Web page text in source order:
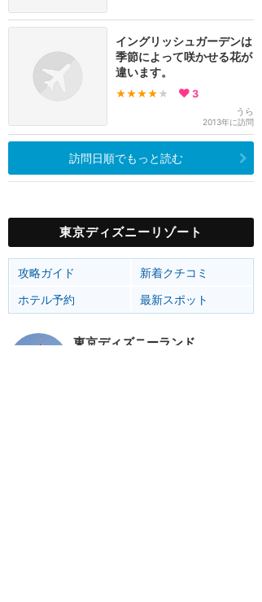
イングリッシュガーデンは
季節によって咲かせる花が
違います。
★★★★ ★ 3
うら
2013年に訪問
訪問日順でもっと読む
東京ディズニーリゾート
攻略ガイド
新着クチコミ
ホテル予約
最新スポット
東京ディズニーランド